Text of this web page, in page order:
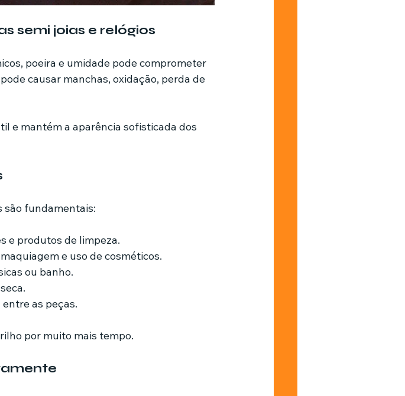
semi joias e relógios
poeira e umidade pode comprometer
causar manchas, oxidação, perda de
e mantém a aparência sofisticada dos
são fundamentais:
e produtos de limpeza.
e uso de cosméticos.
ou banho.
as peças.
por muito mais tempo.